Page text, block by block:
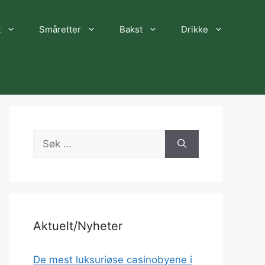
Småretter Bakst Drikke
Søk
etter:
Aktuelt/Nyheter
De mest luksuriøse casinobyene i